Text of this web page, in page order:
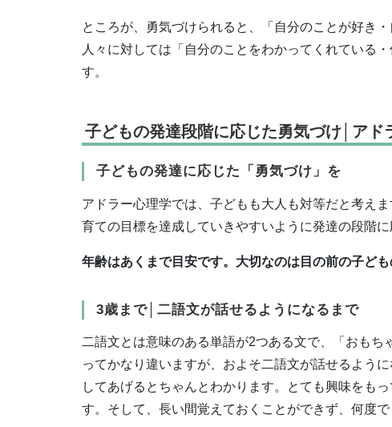
ところが、勇気づけられると、「自分のことが好き
人々に対しては「自分のことをわかってくれている
す。
子どもの発達段階に応じた勇気づけ│アド
子どもの発達に応じた「勇気づけ」を
アドラー心理学では、子どもも大人も対等だと考え
育ての目標を達成していきやすいように発達の段階
年齢はあくまで目安です。大切なのは目の前の子ど
3歳まで│二語文が話せるようになるまで
二語文とは意味のある単語が2つある文で、「おも
ってかなり違いますが、およそ二語文が話せるよう
してあげるとちゃんとわかります。とても興味をも
す。そして、長い間覚えておくことができず、何度で